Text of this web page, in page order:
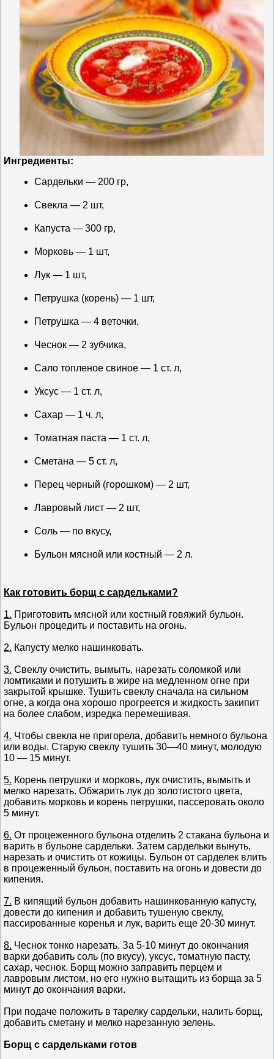
Ингредиенты:
Сардельки — 200 гр,
Свекла — 2 шт,
Капуста — 300 гр,
Морковь — 1 шт,
Лук — 1 шт,
Петрушка (корень) — 1 шт,
Петрушка — 4 веточки,
Чеснок — 2 зубчика,
Сало топленое свиное — 1 ст. л,
Уксус — 1 ст. л,
Сахар — 1 ч. л,
Томатная паста — 1 ст. л,
Сметана — 5 ст. л,
Перец черный (горошком) — 2 шт,
Лавровый лист — 2 шт,
Соль — по вкусу,
Бульон мясной или костный — 2 л.
Как готовить борщ с сардельками?
1. Приготовить мясной или костный говяжий бульон.
Бульон процедить и поставить на огонь.
2. Капусту мелко нашинковать.
3. Свеклу очистить, вымыть, нарезать соломкой или
ломтиками и потушить в жире на медленном огне при
закрытой крышке. Тушить свеклу сначала на сильном
огне, а когда она хорошо прогреется и жидкость закипит
на более слабом, изредка перемешивая.
4. Чтобы свекла не пригорела, добавить немного бульона
или воды. Старую свеклу тушить 30—40 минут, молодую
10 — 15 минут.
5. Корень петрушки и морковь, лук очистить, вымыть и
мелко нарезать. Обжарить лук до золотистого цвета,
добавить морковь и корень петрушки, пассеровать около
5 минут.
6. От процеженного бульона отделить 2 стакана бульона и
варить в бульоне сардельки. Затем сардельки вынуть,
нарезать и очистить от кожицы. Бульон от сарделек влить
в процеженный бульон, поставить на огонь и довести до
кипения.
7. В кипящий бульон добавить нашинкованную капусту,
довести до кипения и добавить тушеную свеклу,
пассированные коренья и лук, варить еще 20-30 минут.
8. Чеснок тонко нарезать. За 5-10 минут до окончания
варки добавить соль (по вкусу), уксус, томатную пасту,
сахар, чеснок. Борщ можно заправить перцем и
лавровым листом, но его нужно вытащить из борща за 5
минут до окончания варки.
При подаче положить в тарелку сардельки, налить борщ,
добавить сметану и мелко нарезанную зелень.
Борщ с сардельками готов